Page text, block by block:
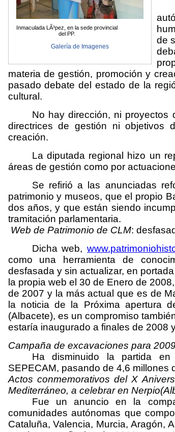
Inmaculada LÃ³pez, en la sede provincial
del PP.
Galería de Imagenes
de
materia de gestión, promoción y
pasado debate del estado de la
cultural.
No hay dirección, ni proyectos
directrices de gestión ni objetivos
creación.
La diputada regional hizo un
áreas de gestión como por
Se refirió a las anunciadas
patrimonio y museos, que el propio
dos años, y que están siendo
tramitación parlamentaria.
Web de Patrimonio de CLM:
Dicha web,
como una herramienta de
desfasada y sin actualizar, en
la propia web el 30 de Enero de
de 2007 y la más actual que es de
la noticia de la Próxima apertura
(Albacete), es un compromiso
estaría inaugurado a finales de 2008
Campaña de excavaciones para
Ha disminuido la partida
SEPECAM, pasando de 4,6 millones
Actos conmemorativos del X
Mediterráneo, a celebrar en
Fue un anuncio en la
comunidades autónomas que
Cataluña, Valencia, Murcia, Aragón,